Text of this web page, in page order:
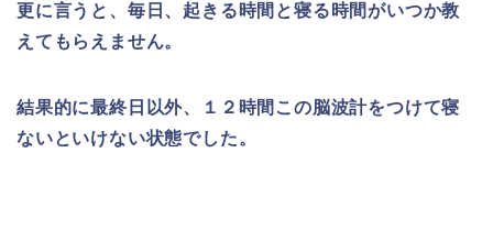
更に言うと、毎日、起きる時間と寝る時間がいつか教
えてもらえません。
結果的に最終日以外、１２時間この脳波計をつけて寝
ないといけない状態でした。